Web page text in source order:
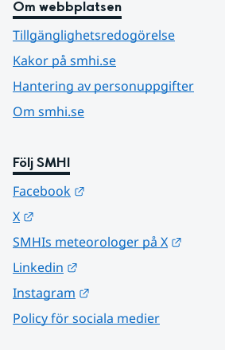
Om webbplatsen
Tillgänglighetsredogörelse
Kakor på smhi.se
Hantering av personuppgifter
Om smhi.se
Följ SMHI
Facebook
X
SMHIs meteorologer på X
Linkedin
Instagram
Policy för sociala medier